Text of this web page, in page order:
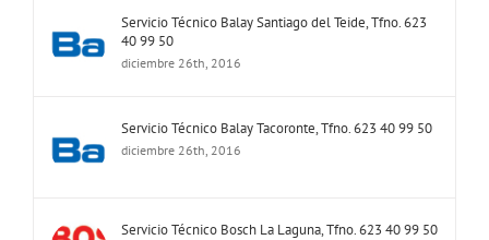
Servicio Técnico Balay Santiago del Teide, Tfno. 623
40 99 50
diciembre 26th, 2016
Servicio Técnico Balay Tacoronte, Tfno. 623 40 99 50
diciembre 26th, 2016
Servicio Técnico Bosch La Laguna, Tfno. 623 40 99 50